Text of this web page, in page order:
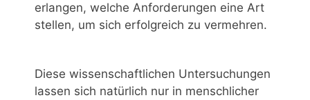
erlangen, welche Anforderungen eine Art
stellen, um sich erfolgreich zu vermehren.
Diese wissenschaftlichen Untersuchungen
lassen sich natürlich nur in menschlicher